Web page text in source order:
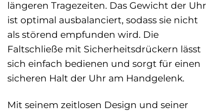
längeren Tragezeiten. Das Gewicht der Uhr
ist optimal ausbalanciert, sodass sie nicht
als störend empfunden wird. Die
Faltschließe mit Sicherheitsdrückern lässt
sich einfach bedienen und sorgt für einen
sicheren Halt der Uhr am Handgelenk.
Mit seinem zeitlosen Design und seiner